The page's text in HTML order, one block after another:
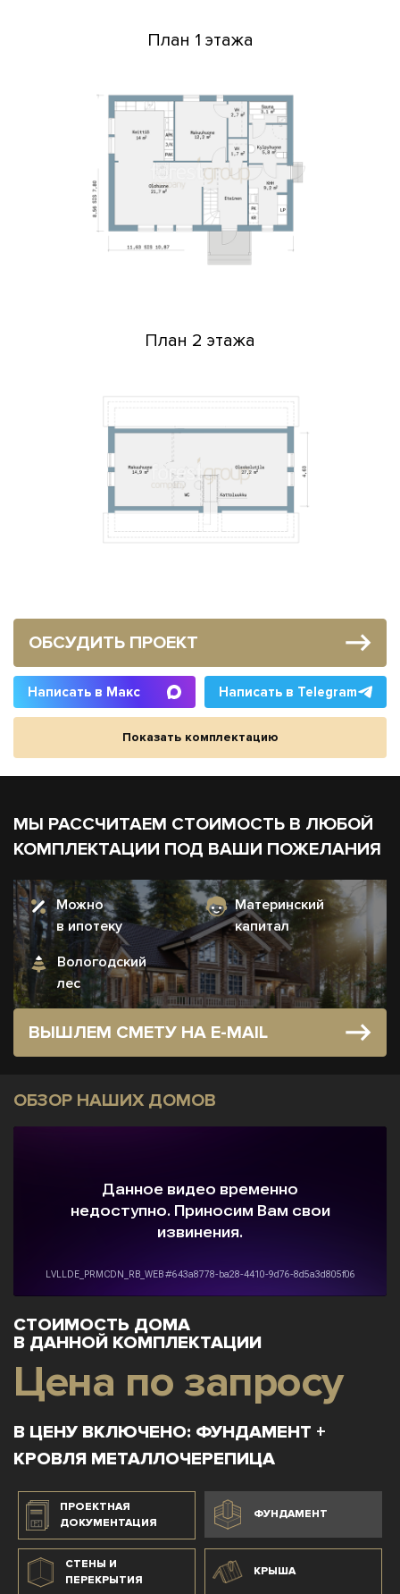
План 1 этажа
План 2 этажа
ОБСУДИТЬ ПРОЕКТ
Написать в Макс Написать в Telegram
Показать комплектацию
МЫ РАССЧИТАЕМ СТОИМОСТЬ В ЛЮБОЙ
КОМПЛЕКТАЦИИ ПОД ВАШИ ПОЖЕЛАНИЯ
Можно
в ипотеку
Материнский
капитал
Вологодский
лес
ВЫШЛЕМ СМЕТУ НА E-MAIL
ОБЗОР НАШИХ ДОМОВ
СТОИМОСТЬ ДОМА
В ДАННОЙ КОМПЛЕКТАЦИИ
Цена по запросу
В ЦЕНУ ВКЛЮЧЕНО: ФУНДАМЕНТ +
КРОВЛЯ МЕТАЛЛОЧЕРЕПИЦА
ПРОЕКТНАЯ
ДОКУМЕНТАЦИЯ
ФУНДАМЕНТ
СТЕНЫ И
ПЕРЕКРЫТИЯ
КРЫША